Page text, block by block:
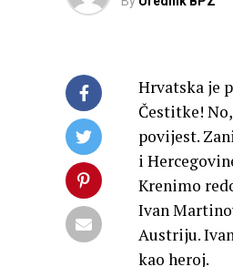
Hrvatska je
Čestitke!
povijest.
i
Krenimo
Ivan
Austriju.
kao heroj.